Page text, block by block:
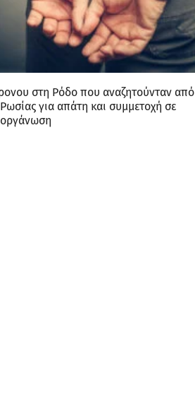
στη Ρόδο που αναζητούνταν από
για απάτη και συμμετοχή σε
οργάνωση